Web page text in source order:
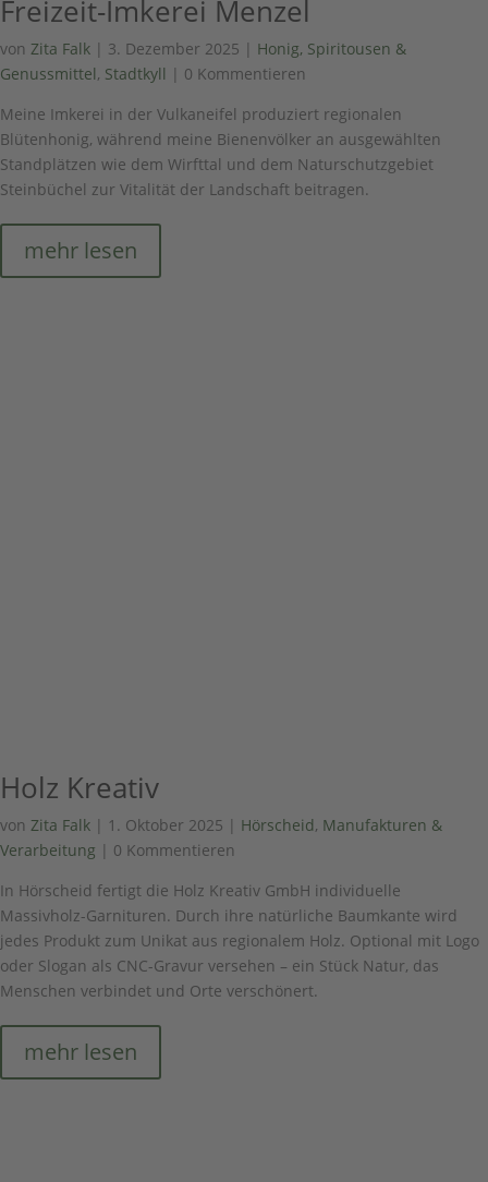
Freizeit-Imkerei Menzel
von Zita Falk | 3. Dezember 2025 | Honig, Spiritousen &
Genussmittel, Stadtkyll | 0 Kommentieren
Meine Imkerei in der Vulkaneifel produziert regionalen
Blütenhonig, während meine Bienenvölker an ausgewählten
Standplätzen wie dem Wirfttal und dem Naturschutzgebiet
Steinbüchel zur Vitalität der Landschaft beitragen.
mehr lesen
Holz Kreativ
von Zita Falk | 1. Oktober 2025 | Hörscheid, Manufakturen &
Verarbeitung | 0 Kommentieren
In Hörscheid fertigt die Holz Kreativ GmbH individuelle
Massivholz-Garnituren. Durch ihre natürliche Baumkante wird
jedes Produkt zum Unikat aus regionalem Holz. Optional mit Logo
oder Slogan als CNC-Gravur versehen – ein Stück Natur, das
Menschen verbindet und Orte verschönert.
mehr lesen